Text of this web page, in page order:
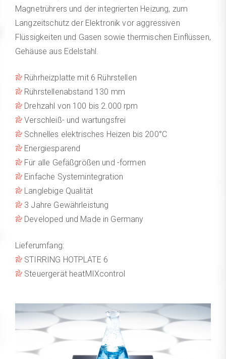
Magnetrührers und der integrierten Heizung, zum
Langzeitschutz der Elektronik vor aggressiven
Flüssigkeiten und Gasen sowie thermischen Einflüssen,
Gehäuse aus Edelstahl.
Rührheizplatte mit 6 Rührstellen
Rührstellenabstand 130 mm
Drehzahl von 100 bis 2.000 rpm
Verschleiß- und wartungsfrei
Schnelles elektrisches Heizen bis 200°C
Energiesparend
Für alle Gefäßgrößen und -formen
Einfache Systemintegration
Langlebige Qualität
3 Jahre Gewährleistung
Developed und Made in Germany
Lieferumfang:
STIRRING HOTPLATE 6
Steuergerät heatMIXcontrol